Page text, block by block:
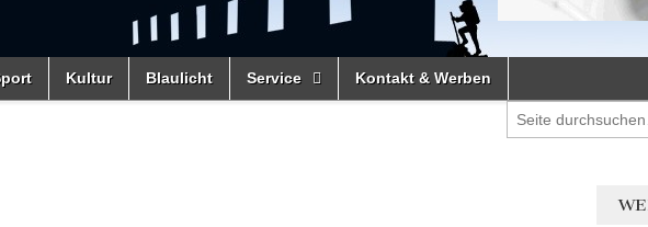
Kultur Blaulicht Service Kontakt & Werben